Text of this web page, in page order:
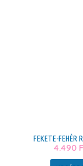
FEKETE-FEHÉR
4.490